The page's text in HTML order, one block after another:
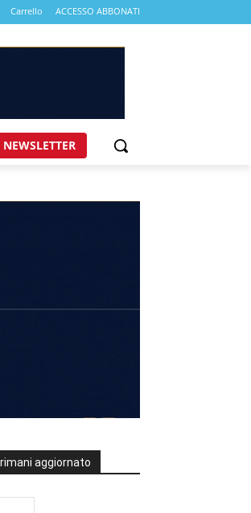
Carrello ACCESSO ABBONATI
aggiornato